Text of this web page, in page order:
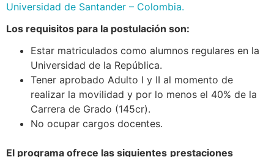
Universidad de Santander – Colombia.
Los requisitos para la postulación son:
Estar matriculados como alumnos regulares en la
Universidad de la República.
Tener aprobado Adulto I y II al momento de
realizar la movilidad y por lo menos el 40% de la
Carrera de Grado (145cr).
No ocupar cargos docentes.
El programa ofrece las siguientes prestaciones